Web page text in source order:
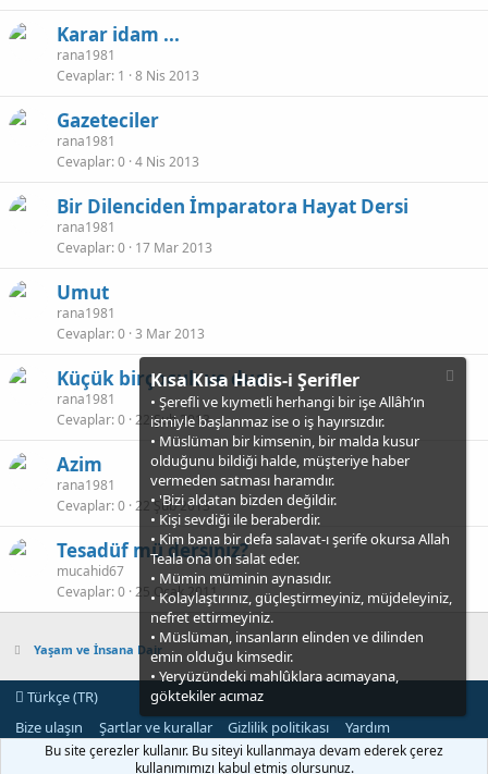
Karar idam ...
rana1981
Cevaplar 1 8 Nis 2013
Gazeteciler
rana1981
Cevaplar 0 4 Nis 2013
Bir Dilenciden İmparatora Hayat Dersi
rana1981
Cevaplar 0 17 Mar 2013
Umut
rana1981
Cevaplar 0 3 Mar 2013
Küçük birçocuk ve dua
rana1981
Cevaplar 0 22 Şub 2013
Azim
rana1981
Cevaplar 0 22 Şub 2013
Tesadüf mü dersiniz?
mucahid67
Cevaplar 0 25 Ocak 2011
Yaşam ve İnsana Dair
Türkçe (TR)
Bize ulaşın
Şartlar ve kurallar Gizlilik politikası
Yardım
Ana sayfa
R
Kısa Kısa Hadis-i Şerifler
• Şerefli ve kıymetli herhangi bir işe Allâh’ın
ismiyle başlanmaz ise o iş hayırsızdır.
• Müslüman bir kimsenin, bir malda kusur
olduğunu bildiği halde, müşteriye haber
vermeden satması haramdır.
• 'Bizi aldatan bizden değildir.
• Kişi sevdiği ile beraberdir.
• Kim bana bir defa salavat-ı şerife okursa Allah
Teala ona on salat eder.
• Mümin müminin aynasıdır.
• Kolaylaştırınız, güçleştirmeyiniz, müjdeleyiniz,
nefret ettirmeyiniz.
• Müslüman, insanların elinden ve dilinden
emin olduğu kimsedir.
• Yeryüzündeki mahlûklara acımayana,
göktekiler acımaz
Bu site çerezler kullanır. Bu siteyi kullanmaya devam ederek çerez
kullanımımızı kabul etmiş olursunuz.